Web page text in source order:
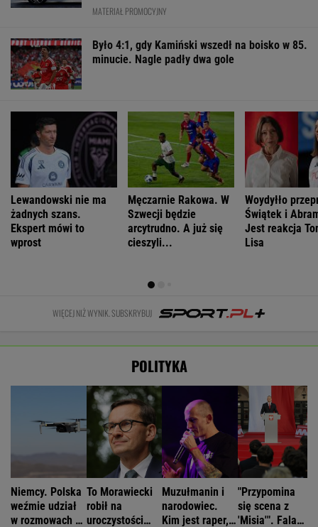
MATERIAŁ PROMOCYJNY
Było 4:1, gdy Kamiński wszedł na boisko w 85.
minucie. Nagle padły dwa gole
Lewandowski nie ma
żadnych szans.
Ekspert mówi to
wprost
Męczarnie Rakowa. W
Szwecji będzie
arcytrudno. A już się
cieszyli...
Woydyłło
Świątek i
Jest reakcja
Lisa
WIĘCEJ NIŻ WYNIK. SUBSKRYBUJ
POLITYKA
Niemcy. Polska
weźmie udział
w rozmowach o
To Morawiecki
robił na
uroczystości
Muzułmanin i
narodowiec.
Kim jest raper,
"Przypomina
się scena z
'Misia'". Fala